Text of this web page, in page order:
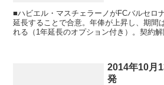
■ハビエル・マスチェラーノがFCバルセロ
延長することで合意。年俸が上昇し、期間
れる（1年延長のオプション付き）。契約
2014年10月
発